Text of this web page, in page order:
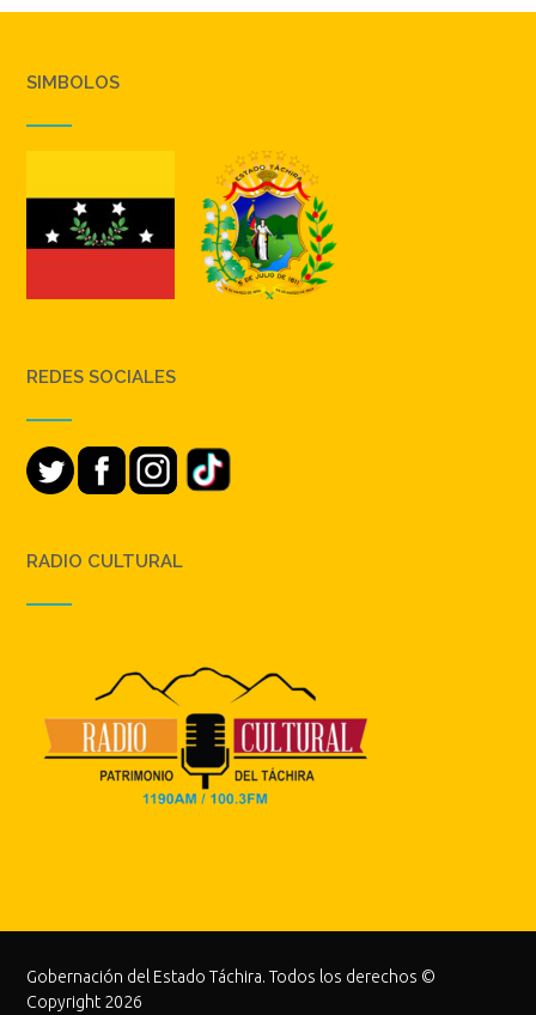
SIMBOLOS
REDES SOCIALES
RADIO CULTURAL
Gobernación del Estado Táchira. Todos los derechos ©
Copyright 2026